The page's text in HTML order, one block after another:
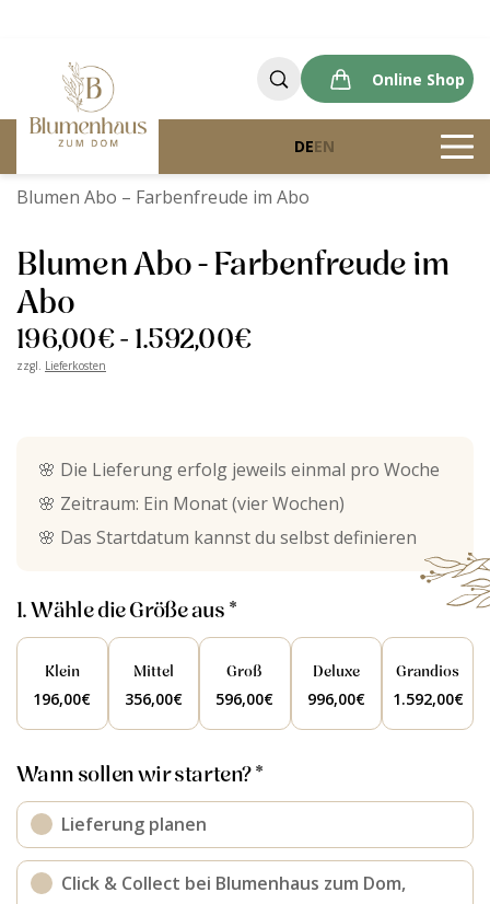
Online Shop
DEEN
Blumen Abo – Farbenfreude im Abo
Blumen Abo - Farbenfreude im
Abo
196,00€- 1.592,00€
zzgl. Lieferkosten
🌸 Die Lieferung erfolg jeweils einmal pro Woche
🌸 Zeitraum: Ein Monat (vier Wochen)
🌸 Das Startdatum kannst du selbst definieren
1. Wähle die Größe aus *
Klein
196,00€
Mittel
356,00€
Groß
596,00€
Deluxe
996,00€
Grandios
1.592,00€
Wann sollen wir starten? *
Lieferung planen
Click & Collect bei Blumenhaus zum Dom,